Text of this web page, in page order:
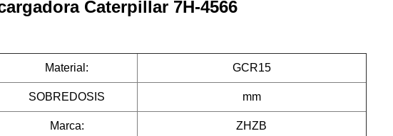
Caterpillar 7H-4566
Material: GCR15
SOBREDOSIS mm
Marca: ZHZB